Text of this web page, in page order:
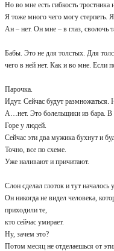
Но во мне есть гибкость тростника
Я тоже много чего могу стерпеть.
Ан – нет. Он мне – в глаз, сволочь
Бабы. Это не для толстых. Для
чего в ней нет. Как и во мне. Если
Парочка.
Идут. Сейчас будут размножаться.
А…нет. Это болельщики из бара. В
Горе у людей.
Сейчас эти два мужика бухнут и
Точно, все по схеме.
Уже наливают и причитают.
Слон сделал глоток и тут началось
Он никогда не видел человека,
приходили те,
кто сейчас умирает.
Ну, зачем это?
Потом месяц не отделаешься от